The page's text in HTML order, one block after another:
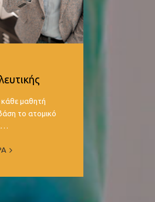
κάθε μαθητή
το ατομικό